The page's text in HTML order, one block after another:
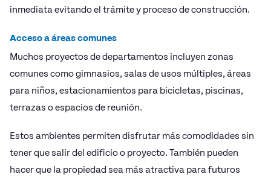
inmediata evitando el trámite y proceso de construcción.
Acceso a áreas comunes
Muchos proyectos de departamentos incluyen zonas
comunes como gimnasios, salas de usos múltiples, áreas
para niños, estacionamientos para bicicletas, piscinas,
terrazas o espacios de reunión.
Estos ambientes permiten disfrutar más comodidades sin
tener que salir del edificio o proyecto. También pueden
hacer que la propiedad sea más atractiva para futuros